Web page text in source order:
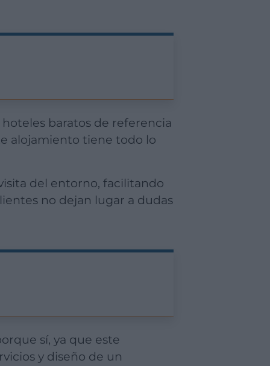
baratos de referencia
alojamiento tiene todo lo
del entorno, facilitando
no dejan lugar a dudas
sí, ya que este
y diseño de un